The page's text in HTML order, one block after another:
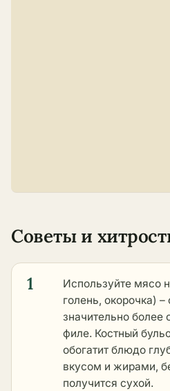
Советы и
1
Используйте мясо
голень, окорочка) –
значительно более
филе. Костный
обогатит блюдо
вкусом и жирами,
получится сухой.